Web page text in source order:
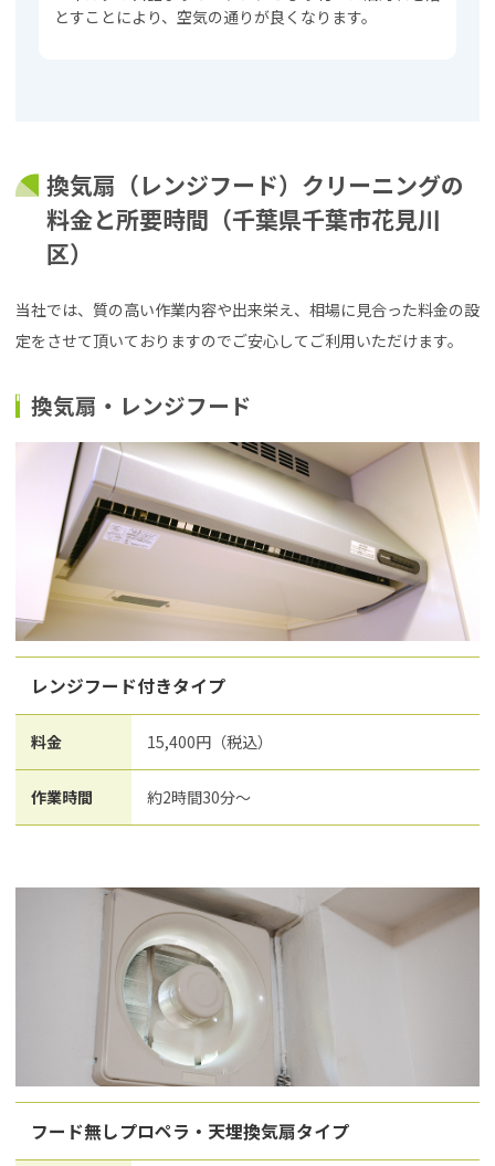
とすことにより、空気の通りが良くなります。
換気扇（レンジフード）クリーニングの
料金と所要時間（千葉県千葉市花見川
区）
当社では、質の高い作業内容や出来栄え、相場に見合った料金の設
定をさせて頂いておりますのでご安心してご利用いただけます。
換気扇・レンジフード
レンジフード付きタイプ
料金 15,400円（税込）
作業時間 約2時間30分～
フード無しプロペラ・天埋換気扇タイプ